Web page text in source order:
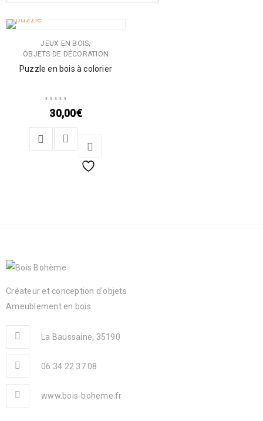
JEUX EN BOIS,
OBJETS DE DÉCORATION
Puzzle en bois à colorier
30,00€
Créateur et conception d'objets
Ameublement en bois
La Baussaine, 35190
06 34 22 37 08
www.bois-boheme.fr